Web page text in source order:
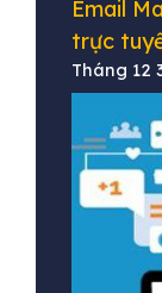
Email
trực
Tháng 12